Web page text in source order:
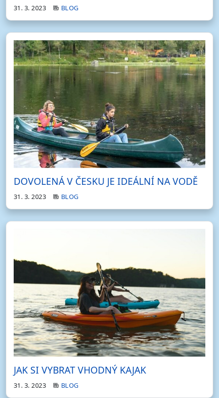
31. 3. 2023 BLOG
DOVOLENÁ V ČESKU JE IDEÁLNÍ NA VODĚ
31. 3. 2023 BLOG
JAK SI VYBRAT VHODNÝ KAJAK
31. 3. 2023 BLOG